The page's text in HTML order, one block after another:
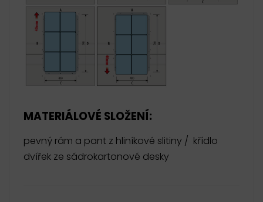
MATERIÁLOVÉ SLOŽENÍ:
pevný rám a pant z hliníkové slitiny / křídlo
dvířek ze sádrokartonové desky